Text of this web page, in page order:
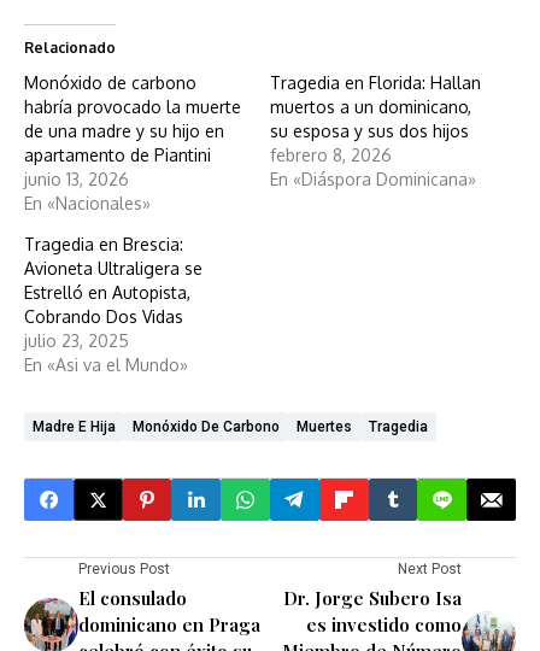
Relacionado
Monóxido de carbono
habría provocado la muerte
de una madre y su hijo en
apartamento de Piantini
junio 13, 2026
En «Nacionales»
Tragedia en Florida: Hallan
muertos a un dominicano,
su esposa y sus dos hijos
febrero 8, 2026
En «Diáspora Dominicana»
Tragedia en Brescia:
Avioneta Ultraligera se
Estrelló en Autopista,
Cobrando Dos Vidas
julio 23, 2025
En «Asi va el Mundo»
Madre E Hija Monóxido De Carbono Muertes Tragedia
Previous Post
El consulado
dominicano en Praga
Next Post
Dr. Jorge Subero Isa
es investido como